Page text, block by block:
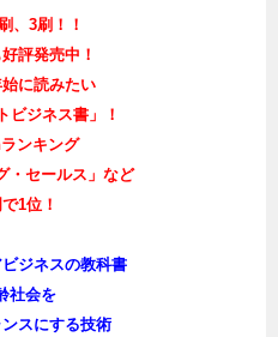
、3刷！！
評発売中！
に読みたい
ビジネス書」！
ンキング
・セールス」など
1位！
ジネスの教科書
社会を
スにする技術